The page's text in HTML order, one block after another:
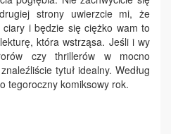
strony uwierzcie mi, że
i będzie się ciężko wam to
która wstrząsa. Jeśli i wy
czy thrillerów w mocno
tytuł idealny. Według
tegoroczny komiksowy rok.